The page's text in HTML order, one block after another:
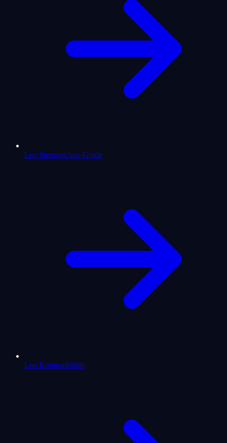
Leo Sternzeichen-Guide
Leo Kompatibilität